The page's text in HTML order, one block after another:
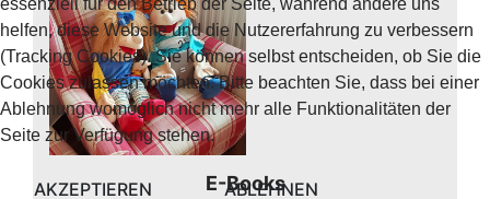
E-Books
essenziell für den Betrieb der Seite, während andere uns
helfen, diese Website und die Nutzererfahrung zu verbessern
(Tracking Cookies). Sie können selbst entscheiden, ob Sie die
Cookies zulassen möchten. Bitte beachten Sie, dass bei einer
Ablehnung womöglich nicht mehr alle Funktionalitäten der
Seite zur Verfügung stehen.
AKZEPTIEREN ABLEHNEN